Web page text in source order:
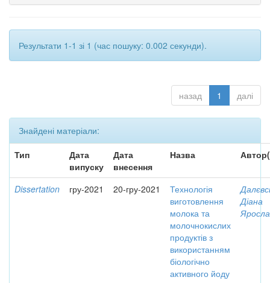
Результати 1-1 зі 1 (час пошуку: 0.002 секунди).
назад 1 далі
Знайдені матеріали:
Тип
Дата
випуску
Дата
внесення
Назва
Dissertation гру-2021 20-гру-2021
Технологія
виготовлення
молока та
молочнокислих
продуктів з
використанням
біологічно
активного йоду
Діана